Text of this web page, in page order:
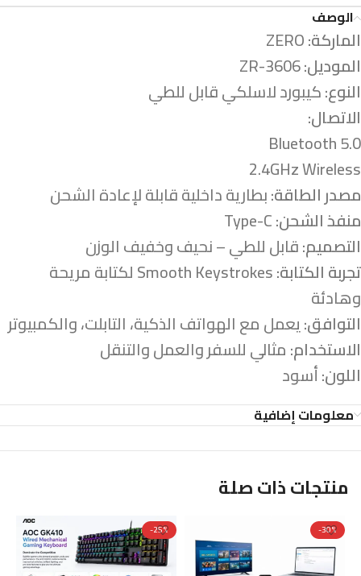
الوصف
الماركة:
الموديل:
النوع:كيبورد لاسلكي قابل للطي
الاتصال:
Bluetooth 5.0
2.4GHz Wireless
مصدر الطاقة:بطارية داخلية قابلة لإعادة الشحن
منفذ الشحن:
التصميم:قابل للطي – نحيف وخفيف الوزن
تجربة الكتابة:
Smooth Keystrokes لكتابة مريحة
وهادئة
التوافق:يعمل مع الهواتف الذكية، التابلت، والكمبيوتر
الاستخدام:مثالي للسفر والعمل والتنقل
اللون:أسود
معلومات إضافية
منتجات ذات صلة
-30%
-25%